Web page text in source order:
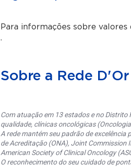
Para informações sobre
.
Sobre a Rede D'Or
Com atuação em 13 estados e no Distrito
qualidade, clínicas oncológicas
A rede mantém seu padrão de
de Acreditação (ONA), Joint Commission
American Society of Clinical Oncology
O reconhecimento do seu cuidado de